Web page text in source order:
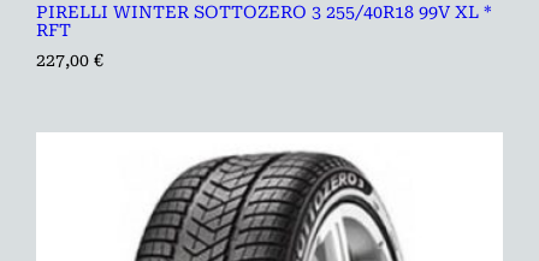
PIRELLI WINTER SOTTOZERO 3 255/40R18 99V XL *
RFT
227,00 €